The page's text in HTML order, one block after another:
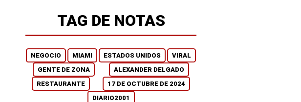
TAG DE NOTAS
NEGOCIO MIAMI ESTADOS UNIDOS
VIRAL
GENTE DE ZONA
ALEXANDER DELGADO
RESTAURANTE
17 DE OCTUBRE DE 2024
DIARIO2001